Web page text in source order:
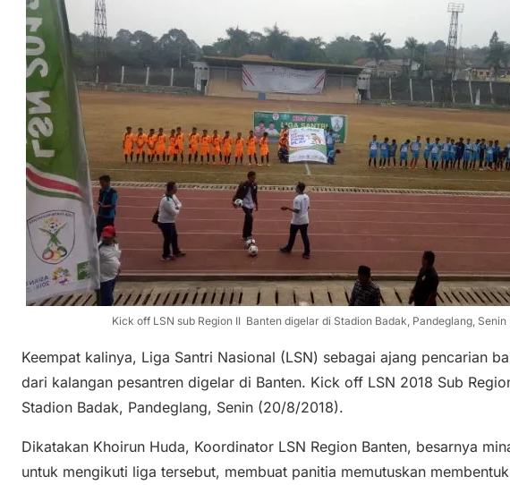
Kick off LSN sub Region II Banten digelar di Stadion Badak, Pandeglang, Senin
Keempat kalinya, Liga Santri Nasional (LSN) sebagai ajang pencarian
dari kalangan pesantren digelar di Banten. Kick off LSN 2018 Sub
Stadion Badak, Pandeglang, Senin (20/8/2018).
Dikatakan Khoirun Huda, Koordinator LSN Region Banten, besarnya
untuk mengikuti liga tersebut, membuat panitia memutuskan